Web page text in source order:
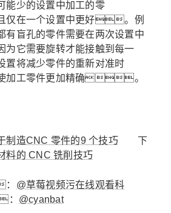
能少的设置中加工的零
在一个设置中更好。 例
盲孔的零件需要在两次设置中
它需要旋转才能接触到每一
置将减少零件的重新对准时
工零件更加精确。
制造CNC 零件的9 个技巧 下
料的 CNC 铣削技巧
@草莓视频污在线观看科
@cyanbat